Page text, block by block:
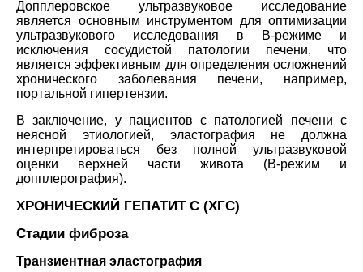
Допплеровское ультразвуковое исследование
является основным инструментом для оптимизации
ультразвукового исследования в В-режиме и
исключения сосудистой патологии печени, что
является эффективным для определения осложнений
хронического заболевания печени, например,
портальной гипертензии.
В заключение, у пациентов с патологией печени с
неясной этиологией, эластография не должна
интерпретироваться без полной ультразвуковой
оценки верхней части живота (B-режим и
допплерография).
ХРОНИЧЕСКИЙ ГЕПАТИТ C (ХГC)
Стадии фиброза
Транзиентная эластография